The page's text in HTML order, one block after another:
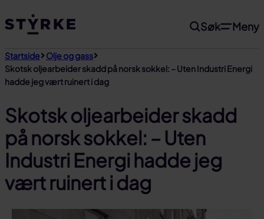
til
Søk Meny
Startside
Olje og gass
Skotsk oljearbeider skadd på norsk sokkel: – Uten Industri Energi
hadde jeg vært ruinert i dag
Skotsk oljearbeider skadd
på norsk sokkel: – Uten
Industri Energi hadde jeg
vært ruinert i dag